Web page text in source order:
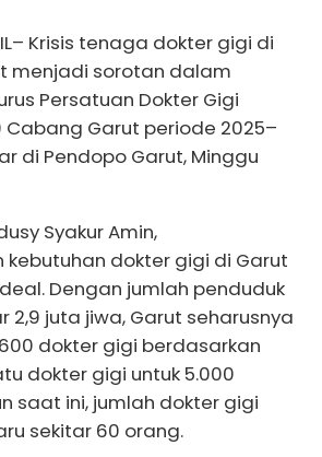
Krisis tenaga dokter gigi di
menjadi sorotan dalam
Persatuan Dokter Gigi
Cabang Garut periode 2025–
di Pendopo Garut, Minggu
Syakur Amin,
kebutuhan dokter gigi di Garut
Dengan jumlah penduduk
2,9 juta jiwa, Garut seharusnya
dokter gigi berdasarkan
dokter gigi untuk 5.000
saat ini, jumlah dokter gigi
sekitar 60 orang.